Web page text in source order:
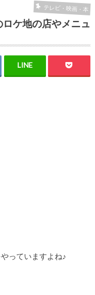
テレビ・映画・本
ケ地の店やメニュ
っていますよね♪